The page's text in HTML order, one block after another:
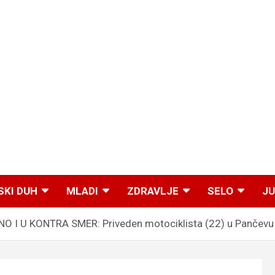
DUH MLADI ZDRAVLJE SELO
I U KONTRA SMER: Priveden motociklista (22) u Pančevu